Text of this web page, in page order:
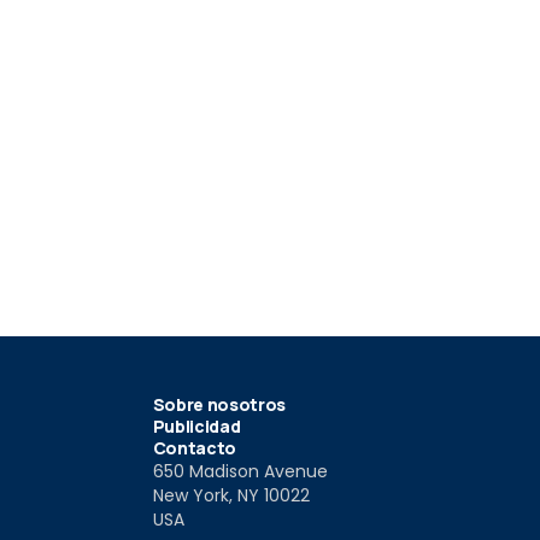
Sobre nosotros
Publicidad
Contacto
650 Madison Avenue
New York, NY 10022
USA